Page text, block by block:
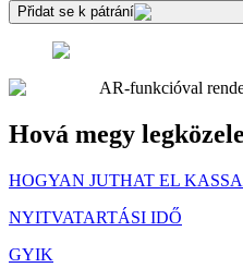
Přidat se k pátrání
AR-funkcióval
Hová megy
HOGYAN JUTHAT EL
NYITVATARTÁSI IDŐ
GYIK